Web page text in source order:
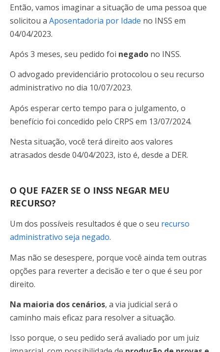
Então, vamos imaginar a situação de uma pessoa que
solicitou a Aposentadoria por Idade no INSS em
04/04/2023.
Após 3 meses, seu pedido foi negado no INSS.
O advogado previdenciário protocolou o seu recurso
administrativo no dia 10/07/2023.
Após esperar certo tempo para o julgamento, o
benefício foi concedido pelo CRPS em 13/07/2024.
Nesta situação, você terá direito aos valores
atrasados desde 04/04/2023, isto é, desde a DER.
O QUE FAZER SE O INSS NEGAR MEU
RECURSO?
Um dos possíveis resultados é que o seu recurso
administrativo seja negado.
Mas não se desespere, porque você ainda tem outras
opções para reverter a decisão e ter o que é seu por
direito.
Na maioria dos cenários, a via judicial será o
caminho mais eficaz para resolver a situação.
Isso porque, o seu pedido será avaliado por um juiz